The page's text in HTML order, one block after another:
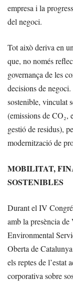
empresa i la
del negoci.
Tot això deriva en
que, no només
governança de les
decisions de
sostenible, vinculat
(emissions de CO₂,
gestió de residus),
modernització de
MOBILITAT,
SOSTENIBLES
Durant el IV
amb la presència
Environmental
Oberta de
els reptes de l’estat
corporativa sobre